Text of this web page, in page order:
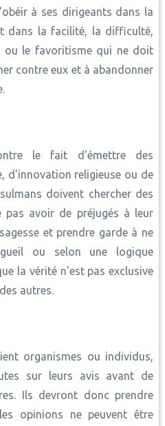
à ses dirigeants dans la
dans la facilité, la difficulté,
ou le favoritisme qui ne doit
contre eux et à abandonner
le fait d'émettre des
d'innovation religieuse ou de
doivent chercher des
pas avoir de préjugés à leur
et prendre garde à ne
ou selon une logique
la vérité n'est pas exclusive
autres.
organismes ou individus,
sur leurs avis avant de
Ils devront donc prendre
opinions ne peuvent être